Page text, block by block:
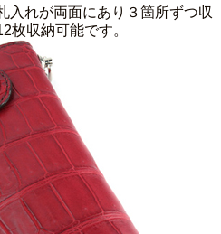
入れが両面にあり３箇所ずつ収
枚収納可能です。